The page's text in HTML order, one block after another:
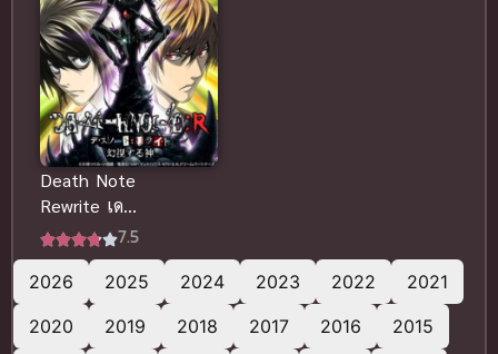
2026 2025 2024 2023 2022
2021
2020
2019 2018 2017 2016
2015
Death Note
Rewrite เดธ
โน้ต รีไรท์
(ซับไทย)
7.5